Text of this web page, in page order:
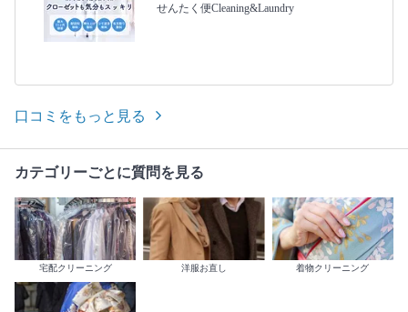
せんたく便Cleaning&Laundry
口コミをもっと見る
カテゴリーごとに質問を見る
宅配クリーニング 洋服お直し 着物クリーニング